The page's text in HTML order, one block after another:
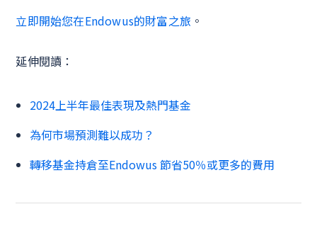
立即開始您在Endowus的財富之旅 。
延伸閱讀：
2024上半年最佳表現及熱門基金
為何市場預測難以成功？
轉移基金持倉至Endowus 節省50％或更多的費用